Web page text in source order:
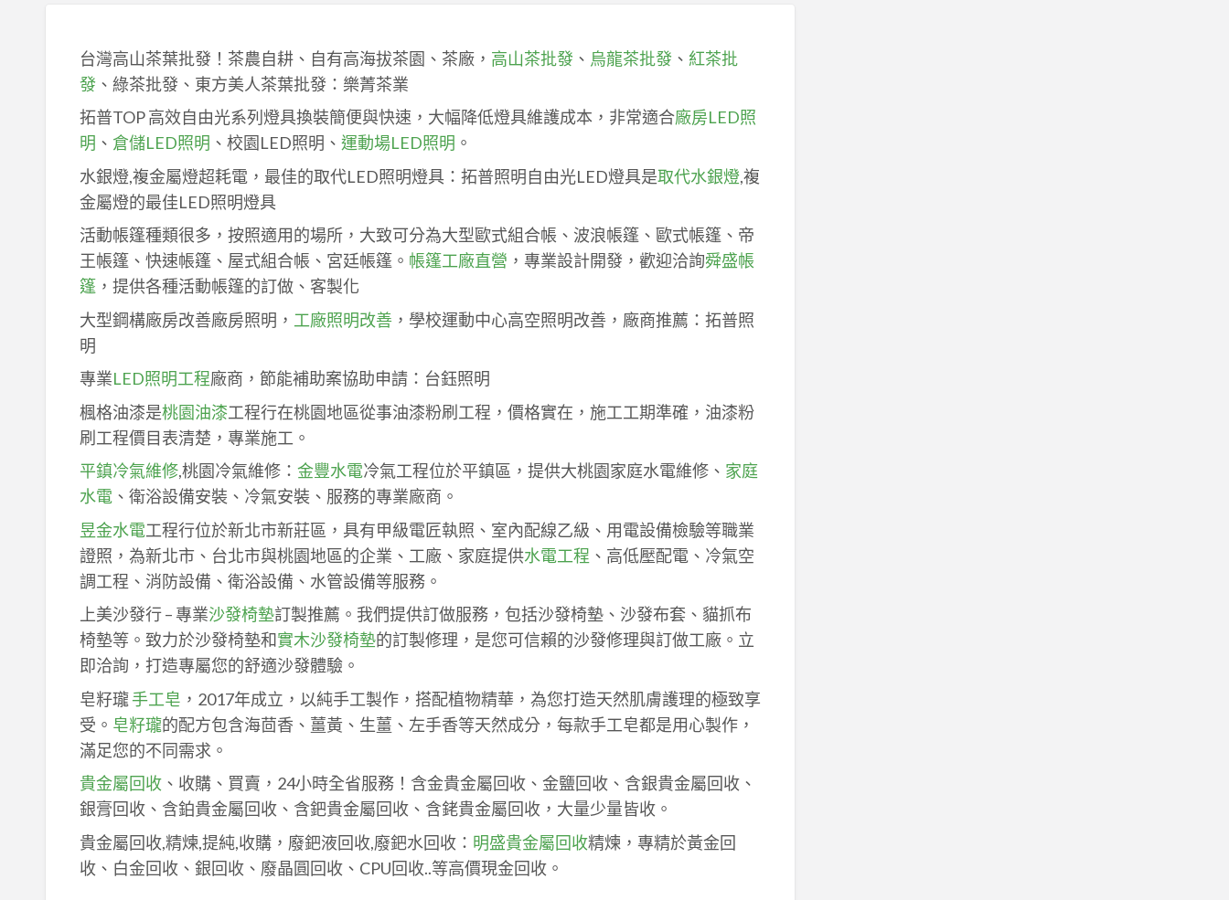
台灣高山茶葉批發！茶農自耕、自有高海拔茶園、茶廠， 高山茶批發、 烏龍茶批發、 紅茶批
發、綠茶批發、東方美人茶葉批發：樂菁茶業
拓普TOP 高效自由光系列燈具換裝簡便與快速，大幅降低燈具維護成本，非常適合廠房LED照
明 、 倉儲LED照明 、校園LED照明、 運動場LED照明 。
水銀燈,複金屬燈超耗電，最佳的取代LED照明燈具：拓普照明自由光LED燈具是取代水銀燈,複
金屬燈的最佳LED照明燈具
活動帳篷種類很多，按照適用的場所，大致可分為大型歐式組合帳、波浪帳篷、歐式帳篷、帝
王帳篷、快速帳篷、屋式組合帳、宮廷帳篷。 帳篷工廠直營 ，專業設計開發，歡迎洽詢舜盛帳
篷，提供各種活動帳篷的訂做、客製化
大型鋼構廠房改善廠房照明， 工廠照明改善，學校運動中心高空照明改善，廠商推薦：拓普照
明
專業LED照明工程廠商，節能補助案協助申請：台鈺照明
楓格油漆是桃園油漆工程行在桃園地區從事油漆粉刷工程，價格實在，施工工期準確，油漆粉
刷工程價目表清楚，專業施工。
平鎮冷氣維修,桃園冷氣維修： 金豐水電冷氣工程位於平鎮區，提供大桃園家庭水電維修、 家庭
水電、衛浴設備安裝、冷氣安裝、服務的專業廠商。
昱金水電工程行位於新北市新莊區，具有甲級電匠執照、室內配線乙級、用電設備檢驗等職業
證照，為新北市、台北市與桃園地區的企業、工廠、家庭提供水電工程 、高低壓配電、冷氣空
調工程、消防設備、衛浴設備、水管設備等服務。
上美沙發行 – 專業沙發椅墊訂製推薦。我們提供訂做服務，包括沙發椅墊、沙發布套、貓抓布
椅墊等。致力於沙發椅墊和實木沙發椅墊的訂製修理，是您可信賴的沙發修理與訂做工廠。立
即洽詢，打造專屬您的舒適沙發體驗。
皂籽瓏手工皂 ，2017年成立，以純手工製作，搭配植物精華，為您打造天然肌膚護理的極致享
受。 皂籽瓏的配方包含海茴香、薑黃、生薑、左手香等天然成分，每款手工皂都是用心製作，
滿足您的不同需求。
貴金屬回收、收購、買賣，24小時全省服務！含金貴金屬回收、金鹽回收、含銀貴金屬回收、
銀膏回收、含鉑貴金屬回收、含鈀貴金屬回收、含銠貴金屬回收，大量少量皆收。
貴金屬回收,精煉,提純,收購，廢鈀液回收,廢鈀水回收： 明盛貴金屬回收精煉，專精於黃金回
收、白金回收、銀回收、廢晶圓回收、CPU回收..等高價現金回收。